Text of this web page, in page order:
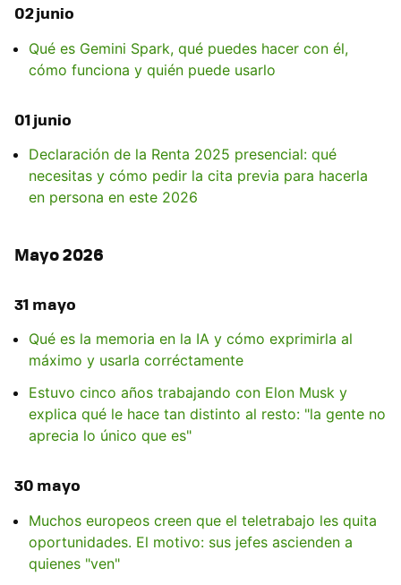
02 junio
Qué es Gemini Spark, qué puedes hacer con él,
cómo funciona y quién puede usarlo
01 junio
Declaración de la Renta 2025 presencial: qué
necesitas y cómo pedir la cita previa para hacerla
en persona en este 2026
Mayo 2026
31 mayo
Qué es la memoria en la IA y cómo exprimirla al
máximo y usarla corréctamente
Estuvo cinco años trabajando con Elon Musk y
explica qué le hace tan distinto al resto: "la gente no
aprecia lo único que es"
30 mayo
Muchos europeos creen que el teletrabajo les quita
oportunidades. El motivo: sus jefes ascienden a
quienes "ven"